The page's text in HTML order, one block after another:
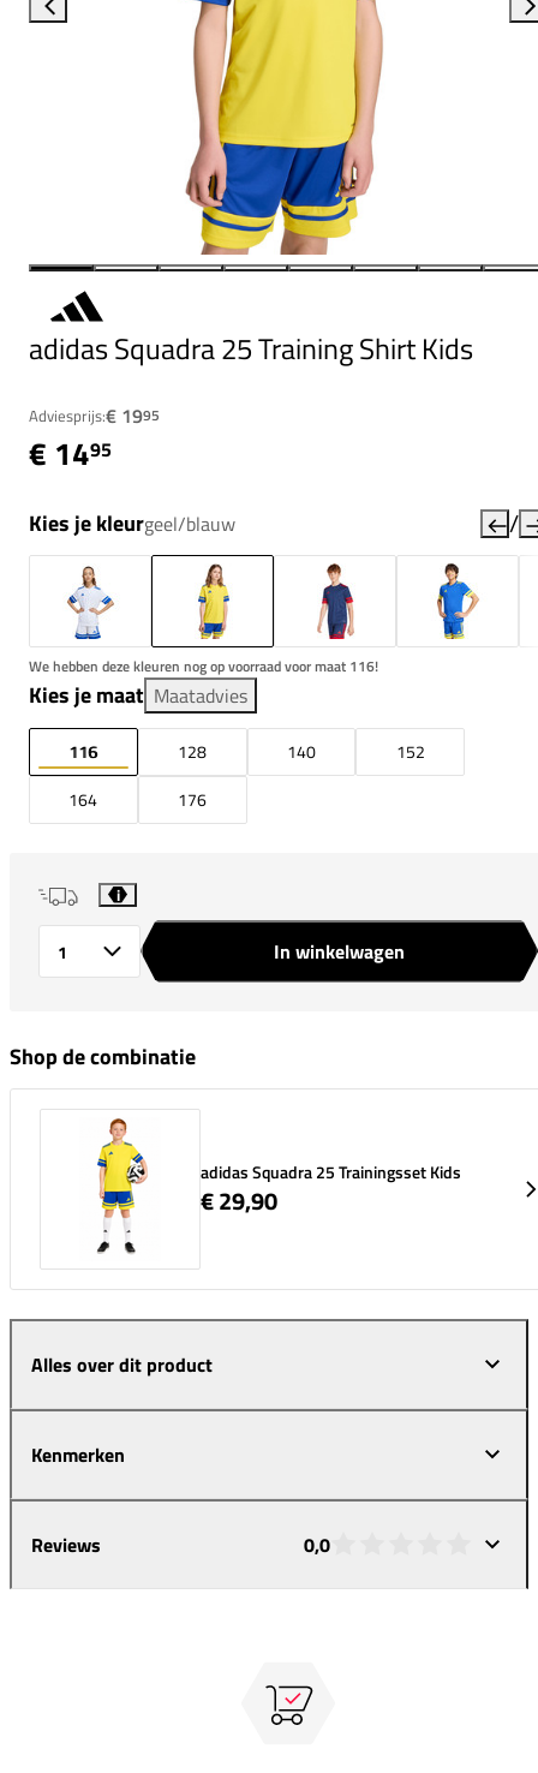
adidas Squadra 25 Training Shirt Kids
Adviesprijs:€ 1995
€ 1495
Kies je kleurgeel/blauw /
We hebben deze kleuren nog op voorraad voor maat 116!
Kies je maat Maatadvies
116 128 140
152
164
176
i
In winkelwagen
Shop de combinatie
adidas Squadra 25 Trainingsset Kids
€ 29,90
Alles over dit product
Kenmerken
Reviews 0,0